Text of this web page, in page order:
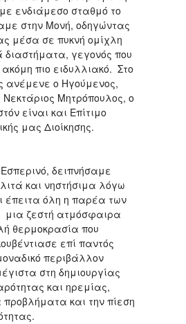
ενδιάμεσο σταθμό το
στην Μονή, οδηγώντας
μέσα σε πυκνή ομίχλη
διαστήματα, γεγονός που
πιο ειδυλλιακό. Στο
ανέμενε ο Ηγούμενος,
Νεκτάριος Μητρόπουλος, ο
είναι και Επίτιμο
μας Διοίκησης.
δειπνήσαμε
και νηστήσιμα λόγω
έπειτα όλη η παρέα των
μια ζεστή ατμόσφαιρα
θερμοκρασία που
επί παντός
περιβάλλον
στη δημιουργίας
και ηρεμίας,
και την πίεση